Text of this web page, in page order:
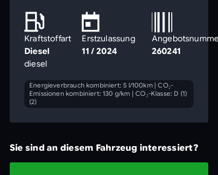
Kraftstoffart
Diesel
Erstzulassung
11 / 2024
260241
diesel
Energieverbrauch kombiniert: 5 l/100km|CO₂-
Emissionen kombiniert: 130 g/km |CO₂-Klasse: D (1)
(2)
Sie sind an diesem Fahrzeug interessiert?